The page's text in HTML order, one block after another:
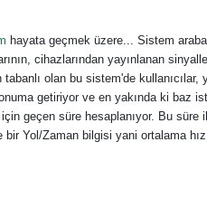
hayata geçmek üzere... Sistem
cihazlarından yayınlanan
olan bu sistem'de kullanıcılar,
getiriyor ve en yakında ki baz
geçen süre hesaplanıyor. Bu süre
Yol/Zaman bilgisi yani ortalama